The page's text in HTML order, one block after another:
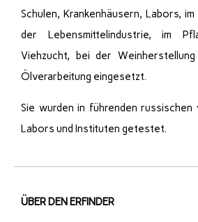
Schulen, Krankenhäusern, Labors,
der Lebensmittelindustrie, im
Viehzucht, bei der
Ölverarbeitung eingesetzt.
Sie wurden in führenden russischen
Labors und Instituten getestet.
ÜBER DEN ERFINDER